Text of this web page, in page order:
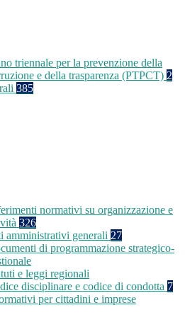
triennale per la prevenzione della
e della trasparenza (PTPCT) 2
385
normativi su organizzazione e
326
amministrativi generali 27
di programmazione strategico-
e leggi regionali
disciplinare e codice di condotta 7
per cittadini e imprese